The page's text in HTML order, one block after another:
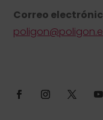
Correo